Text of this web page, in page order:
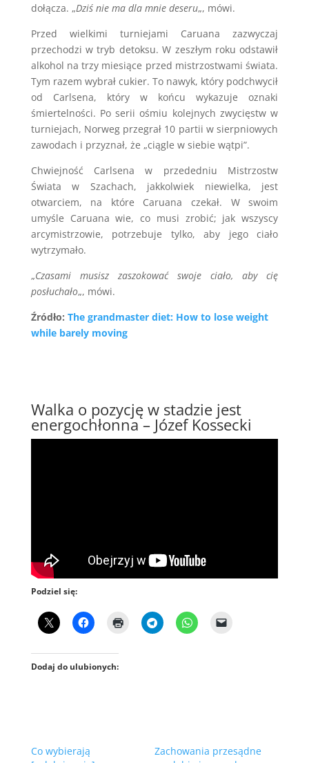
dołącza. „Dziś nie ma dla mnie deseru„, mówi.
Przed wielkimi turniejami Caruana zazwyczaj
przechodzi w tryb detoksu. W zeszłym roku odstawił
alkohol na trzy miesiące przed mistrzostwami świata.
Tym razem wybrał cukier. To nawyk, który podchwycił
od Carlsena, który w końcu wykazuje oznaki
śmiertelności. Po serii ośmiu kolejnych zwycięstw w
turniejach, Norweg przegrał 10 partii w sierpniowych
zawodach i przyznał, że „ciągle w siebie wątpi”.
Chwiejność Carlsena w przededniu Mistrzostw
Świata w Szachach, jakkolwiek niewielka, jest
otwarciem, na które Caruana czekał. W swoim
umyśle Caruana wie, co musi zrobić; jak wszyscy
arcymistrzowie, potrzebuje tylko, aby jego ciało
wytrzymało.
„Czasami musisz zaszokować swoje ciało, aby cię
posłuchało„, mówi.
Źródło: The grandmaster diet: How to lose weight
while barely moving
Walka o pozycję w stadzie jest
energochłonna – Józef Kossecki
Podziel się:
Dodaj do ulubionych:
Co wybierają
Zachowania przesądne